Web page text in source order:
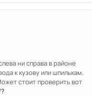
ни справа в районе
к кузову или шпилькам.
стоит проверить вот